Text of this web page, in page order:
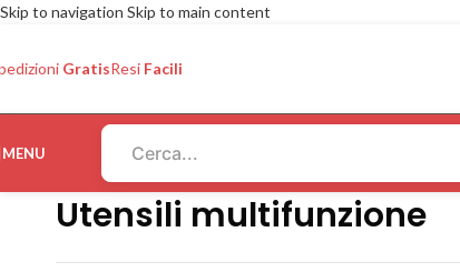
Skip to navigation Skip to main content
GratisResi Facili
MENU
Utensili multifunzione